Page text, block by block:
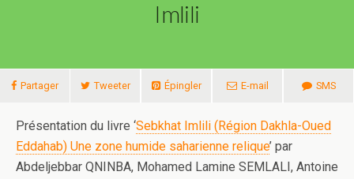
Imlili
Partager Tweeter Épingler E-mail SMS
Présentation du livre ‘Sebkhat Imlili (Région Dakhla-Oued
Eddahab) Une zone humide saharienne relique’ par
Abdeljebbar QNINBA, Mohamed Lamine SEMLALI, Antoine